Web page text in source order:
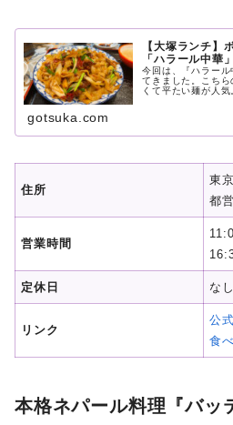
【大塚ランチ】
「ハラール中華
今回は、『ハラー
てきました。こち
くて平たい麺が人気
違うランチが食べ
gotsuka.com
住所
東
都
営業時間
定休日 なし
リンク
公
食
本格ネパール料理『バッ